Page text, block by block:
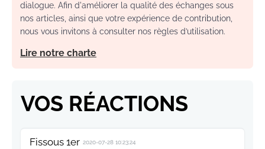
dialogue. Afin d'améliorer la qualité des échanges sous
nos articles, ainsi que votre expérience de contribution,
nous vous invitons à consulter nos règles d’utilisation.
Lire notre charte
VOS RÉACTIONS
Fissous 1er 2020-07-28 10:23:24